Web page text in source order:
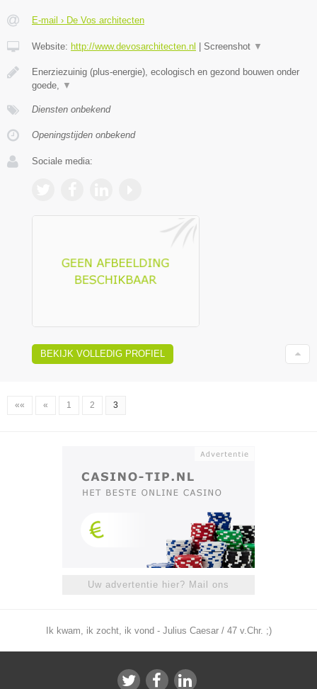
E-mail › De Vos architecten
Website: http://www.devosarchitecten.nl | Screenshot ▼
Enerziezuinig (plus-energie), ecologisch en gezond bouwen onder
goede,
▼
Diensten onbekend
Openingstijden onbekend
Sociale media:
BEKIJK VOLLEDIG PROFIEL
«« « 1 2 3
Uw advertentie hier? Mail ons
Ik kwam, ik zocht, ik vond - Julius Caesar / 47 v.Chr. ;)